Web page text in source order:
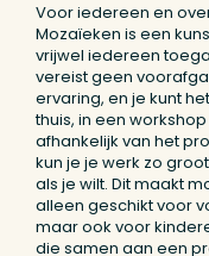
Voor iedereen en
Mozaïeken is een
vrijwel iedereen
vereist geen
ervaring, en je kunt
thuis, in een
afhankelijk van het
kun je je werk zo
als je wilt. Dit maakt
alleen geschikt voor
maar ook voor
die samen aan een